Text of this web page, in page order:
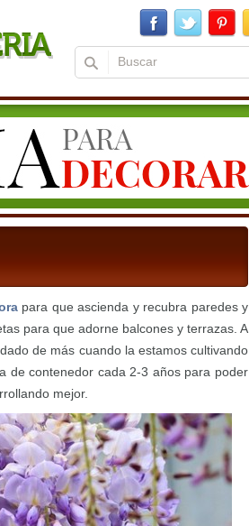
para que ascienda y recubra paredes y
para que adorne balcones y terrazas. A
de más cuando la estamos cultivando
de contenedor cada 2-3 años para poder
mejor.